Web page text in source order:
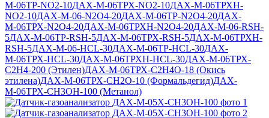
М-06ТР-NO2-10ДАХ-М-06ТРХ-NO2-10ДАХ-М-06ТРХН-
NO2-10ДАХ-М-06-N2O4-20ДАХ-М-06ТР-N2O4-20ДАХ-
М-06ТРХ-N2O4-20ДАХ-М-06ТРХН-N2O4-20ДАХ-М-06-RSH-
5ДАХ-М-06ТР-RSH-5ДАХ-М-06ТРХ-RSH-5ДАХ-М-06ТРХН-
RSH-5ДАХ-М-06-HCL-30ДАХ-М-06ТР-HCL-30ДАХ-
М-06ТРХ-HCL-30ДАХ-М-06ТРХН-HCL-30ДАХ-М-06ТРХ-
C2H4-200 (Этилен)ДАХ-М-06ТРХ-C2H4O-18 (Окись
этилена)ДАХ-М-06ТРХ-CH2O-10 (Формальдегид)ДАХ-
М-06ТРХ-CH3OH-100 (Метанол)